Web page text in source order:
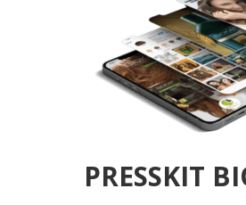
PRESSKIT